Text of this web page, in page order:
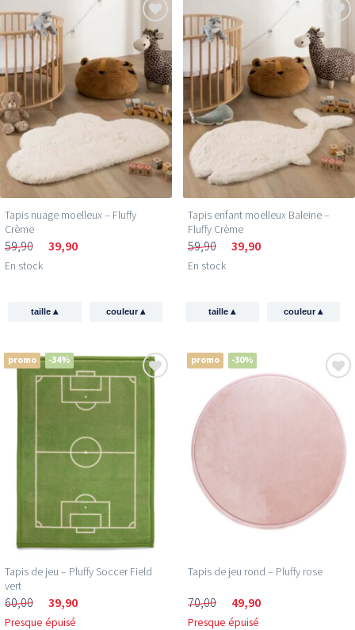
Tapis nuage moelleux – Fluffy
Crème
59,90 39,90
En stock
taille▴ couleur▴
Tapis enfant moelleux Baleine –
Fluffy Crème
59,90 39,90
En stock
taille▴ couleur▴
promo -34%
Tapis de jeu – Pluffy Soccer Field
vert
60,00 39,90
Presque épuisé
promo -30%
Tapis de jeu rond – Pluffy rose
70,00 49,90
Presque épuisé